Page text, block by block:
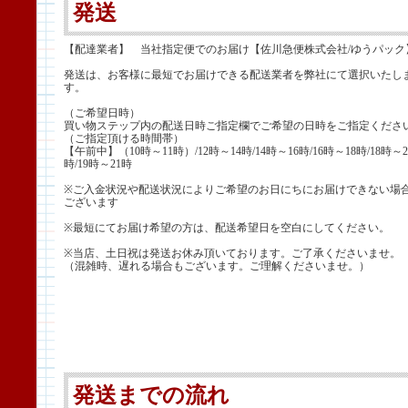
発送
【配達業者】 当社指定便でのお届け【佐川急便株式会社/ゆうパック
発送は、お客様に最短でお届けできる配送業者を弊社にて選択いたし
す。
（ご希望日時）
買い物ステップ内の配送日時ご指定欄でご希望の日時をご指定くださ
（ご指定頂ける時間帯）
【午前中】（10時～11時）/12時～14時/14時～16時/16時～18時/18時～
時/19時～21時
※ご入金状況や配送状況によりご希望のお日にちにお届けできない場
ございます
※最短にてお届け希望の方は、配送希望日を空白にしてください。
※当店、土日祝は発送お休み頂いております。ご了承くださいませ。
（混雑時、遅れる場合もございます。ご理解くださいませ。）
発送までの流れ